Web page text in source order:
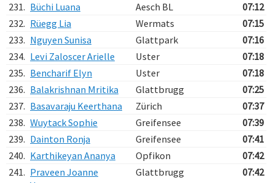
231. Büchi Luana Aesch BL
07:12
232. Rüegg Lia Wermats
07:15
233. Nguyen Sunisa Glattpark
07:16
234. Levi Zaloscer Arielle Uster
07:18
235. Bencharif Elyn Uster
07:18
236. Balakrishnan Mritika Glattbrugg
07:25
237. Basavaraju Keerthana Zürich
07:37
238. Wuytack Sophie Greifensee
07:39
239. Dainton Ronja Greifensee
07:41
240. Karthikeyan Ananya Opfikon
07:42
241. Praveen Joanne
Glattbrugg 07:42